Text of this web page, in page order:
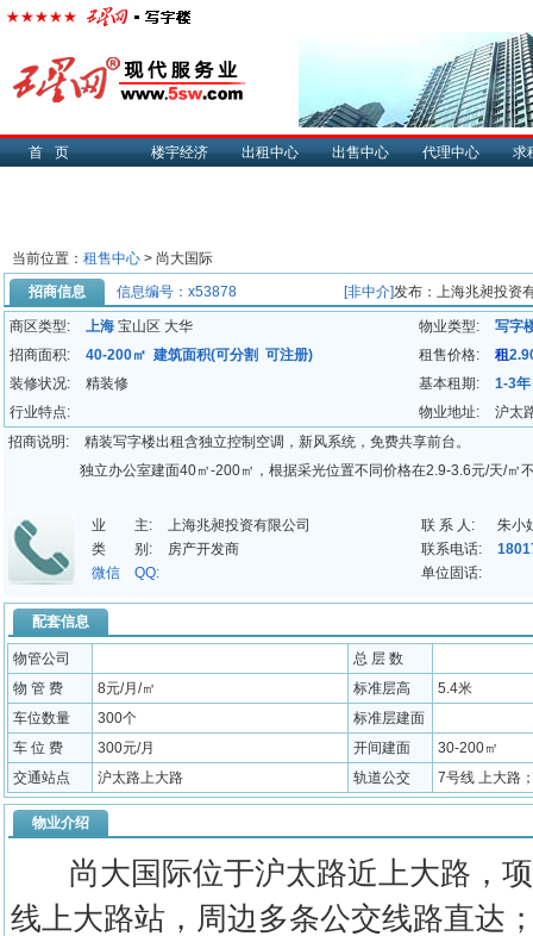
首页 楼宇经济 出租中心 出售中心 代理中心 求
当前位置： 租售中心 > 尚大国际
招商信息
信息编号：x53878 [非中介]发布：上海兆昶投资
商区类型: 上海 宝山区 大华 物业类型:
写字
招商面积:
40-200㎡ 建筑面积(可分割 可注册) 租售价格: 租
装修状况:
精装修 基本租期: 1-3年
行业特点:
物业地址:
沪太
招商说明:
精装写字楼出租含独立控制空调，新风系统，免费共享前台。
独立办公室建面40㎡-200㎡，根据采光位置不同价格在2.9-3.6元/天/㎡
业 主: 上海兆昶投资有限公司 联 系 人:
朱小
类 别:
房产开发商 联系电话:
微信 QQ:
单位固话:
配套信息
物管公司
总 层 数
物 管 费
8元/月/㎡ 标准层高
5.4米
车位数量
300个
标准层建面
车 位 费
300元/月 开间建面
30-200㎡
交通站点
沪太路上大路 轨道公交 7号线 上大路
物业介绍
尚大国际位于沪太路近上大路，项
线上大路站，周边多条公交线路直达